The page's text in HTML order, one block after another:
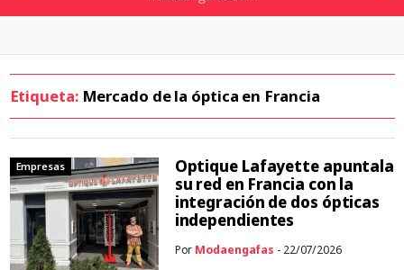
Etiqueta: Mercado de la óptica en Francia
Empresas
Optique Lafayette apuntala
su red en Francia con la
integración de dos ópticas
independientes
Por Modaengafas - 22/07/2026